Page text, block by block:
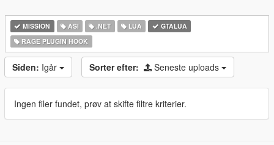
MISSION ASI .NET LUA
GTALUA
RAGE PLUGIN HOOK
Siden: Igår Sorter efter: Seneste uploads
Ingen filer fundet, prøv at skifte filtre kriterier.